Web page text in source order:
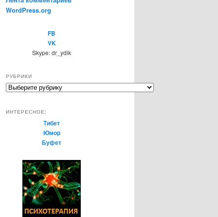
WordPress.org
FB
VK
Skype: dr_ydik
РУБРИКИ
Р
р
ИНТЕРЕСНОЕ:
Тибет
Юмор
Буфет